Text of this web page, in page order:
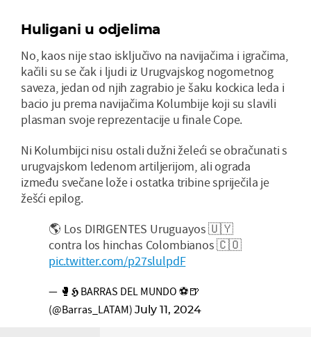
Huligani u odjelima
No, kaos nije stao isključivo na navijačima i igračima,
kačili su se čak i ljudi iz Urugvajskog nogometnog
saveza, jedan od njih zagrabio je šaku kockica leda i
bacio ju prema navijačima Kolumbije koji su slavili
plasman svoje reprezentacije u finale Cope.
Ni Kolumbijci nisu ostali dužni želeći se obračunati s
urugvajskom ledenom artiljerijom, ali ograda
između svečane lože i ostatka tribine spriječila je
žešći epilog.
🌎 Los DIRIGENTES Uruguayos 🇺🇾
contra los hinchas Colombianos 🇨🇴
pic.twitter.com/p27slulpdF
— 🥊𝕳 BARRAS DEL MUNDO ⚽🍺
(@Barras_LATAM) July 11, 2024